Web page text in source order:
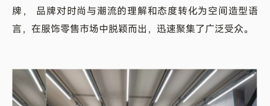
牌， 品牌对时尚与潮流的理解和态度转化为空间造型语
言，在服饰零售市场中脱颖而出，迅速聚集了广泛受众。